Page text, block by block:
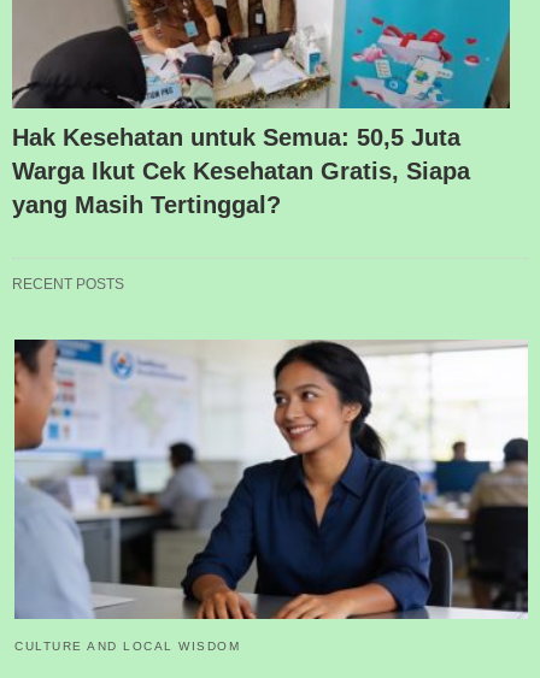
Hak Kesehatan untuk Semua: 50,5 Juta
Warga Ikut Cek Kesehatan Gratis, Siapa
yang Masih Tertinggal?
RECENT POSTS
CULTURE AND LOCAL WISDOM